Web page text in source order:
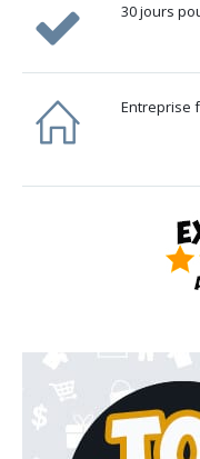
30 jours
Entreprise